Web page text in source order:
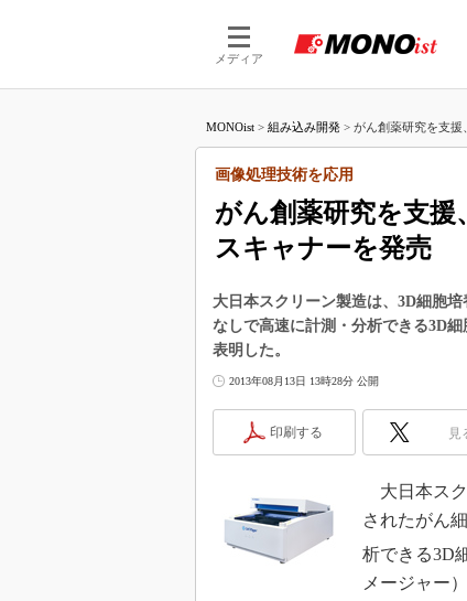
メディア
つながるAI×
MONOist > 組み込み開発 > がん創薬研究を支援
がん創薬研究を支援
スキャナーを発売
画像処理技術を応用
大日本スクリーン製造は、3D細胞
なしで高速に計測・分析できる3D
表明した。
2013年08月13日 13時28分 公開
印刷する 見
大日本スク
されたがん
析できる3D
メージャー